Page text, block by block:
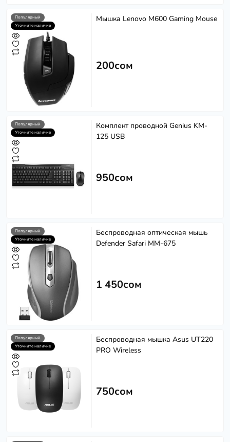
Популярный
Уточните наличие
Мышка Lenovo M600 Gaming Mouse
200сом
Популярный
Уточните наличие
Комплект проводной Genius KM-
125 USB
950сом
Популярный
Уточните наличие
Беспроводная оптическая мышь
Defender Safari MM-675
1 450сом
Популярный
Уточните наличие
Беспроводная мышка Asus UT220
PRO Wireless
750сом